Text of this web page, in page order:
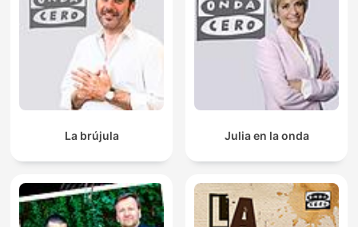
La brújula Julia en la onda